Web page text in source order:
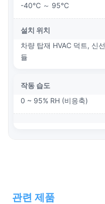
-40℃ ～ 95℃
설치 위치
차량 탑재 HVAC 덕트, 신
듈
작동 습도
0 ~ 95% RH (비응축)
관련 제품